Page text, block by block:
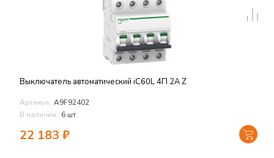
Выключатель автоматический iC60L 4П 2A Z
Артикул: A9F92402
В наличии: 6 шт
22 183 ₽